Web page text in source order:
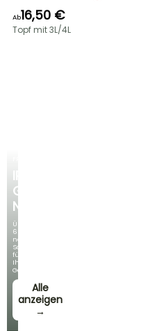
IRIS
GERMANICA
NEUHEITEN
Über
60
neue
Sorten
für
Ihren
Garten!
Alle
anzeigen
→
Ab16,50 €
Topf mit 3L/4L